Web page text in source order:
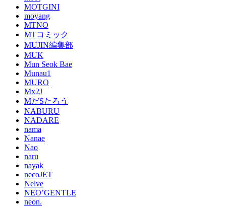
MOTGINI
moyang
MTNO
MTコミック
MUJIN編集部
MUK
Mun Seok Bae
Munau1
MURO
Mx2J
MだSたろう
NABURU
NADARE
nama
Nanae
Nao
naru
nayak
necoJET
Nelve
NEO’GENTLE
neon.